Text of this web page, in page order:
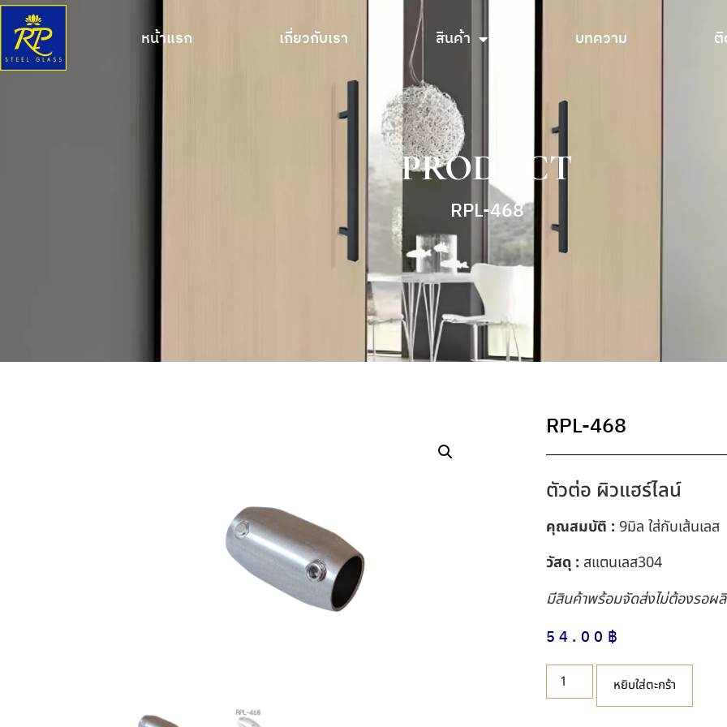
หน้าแรก เกี่ยวกับเรา สินค้า บทความ
หน้าแรก เกี่ยวกับเรา สินค้า บทความ
PRODUCT
RPL-468
RPL-468
ตัวต่อ ผิวแฮร์ไลน์
คุณสมบัติ : 9มิล ใส่กับเส้นเลส
วัสดุ : สแตนเลส304
มีสินค้าพร้อมจัดส่งไม่ต้องรอผ
54.00 ฿
หยิบใส่ตะกร้า